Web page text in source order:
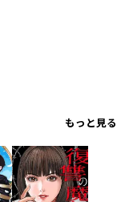
もっと見る